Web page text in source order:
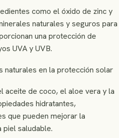
como el óxido de zinc y
naturales y seguros para
una protección de
UVA y UVB.
naturales en la protección solar
aceite de coco, el aloe vera y la
hidratantes,
que pueden mejorar la
saludable.